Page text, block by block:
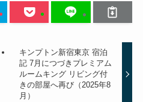
キンプトン新宿東京 宿泊
記 7月につづきプレミアム
ルームキング リビング付
きの部屋へ再び（2025年8
月）